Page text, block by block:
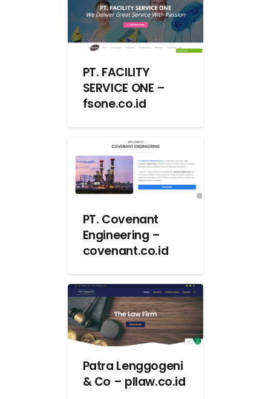
PT. FACILITY
SERVICE ONE –
fsone.co.id
PT. Covenant
Engineering –
covenant.co.id
Patra Lenggogeni
& Co – pllaw.co.id